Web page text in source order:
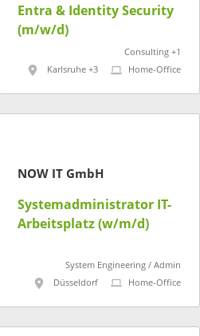
Entra & Identity Security
(m/w/d)
Consulting +1
Karlsruhe +3
Home-Office
NOW IT GmbH
Systemadministrator IT-
Arbeitsplatz (w/m/d)
System Engineering / Admin
Düsseldorf
Home-Office